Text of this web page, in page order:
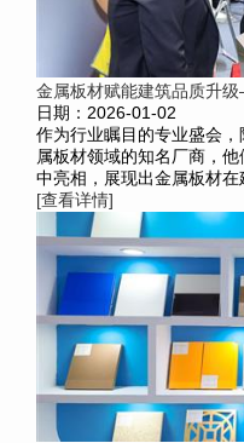
金属板材赋能建筑品质升
日期：2026-01-02
作为行业瞩目的专业盛会
属板材领域的知名厂商，
中亮相，展现出金属板材在
[查看详情]